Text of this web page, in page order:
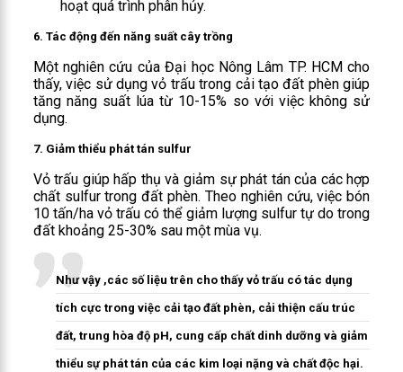
hoạt quá trình phân hủy.
6. Tác động đến năng suất cây trồng
Một nghiên cứu của Đại học Nông Lâm TP. HCM cho
thấy, việc sử dụng vỏ trấu trong cải tạo đất phèn giúp
tăng năng suất lúa từ 10-15% so với việc không sử
dụng.
7. Giảm thiểu phát tán sulfur
Vỏ trấu giúp hấp thụ và giảm sự phát tán của các hợp
chất sulfur trong đất phèn. Theo nghiên cứu, việc bón
10 tấn/ha vỏ trấu có thể giảm lượng sulfur tự do trong
đất khoảng 25-30% sau một mùa vụ.
Như vậy ,các số liệu trên cho thấy vỏ trấu có tác dụng
tích cực trong việc cải tạo đất phèn, cải thiện cấu trúc
đất, trung hòa độ pH, cung cấp chất dinh dưỡng và giảm
thiểu sự phát tán của các kim loại nặng và chất độc hại.